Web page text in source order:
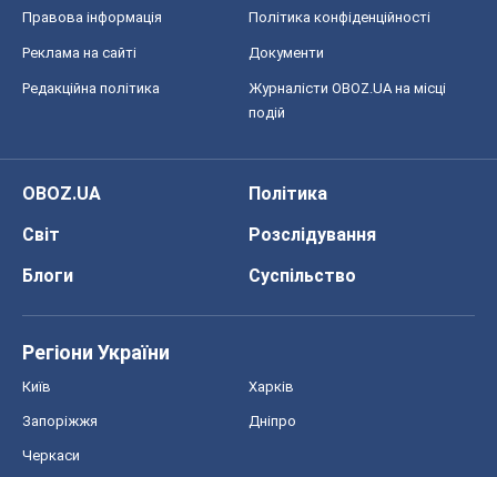
Правова інформація Політика конфіденційності
Реклама на сайті Документи
Редакційна політика
Журналісти OBOZ.UA на місці
подій
OBOZ.UA
Політика
Світ
Розслідування
Блоги
Суспільство
Регіони України
Київ Харків
Запоріжжя Дніпро
Черкаси